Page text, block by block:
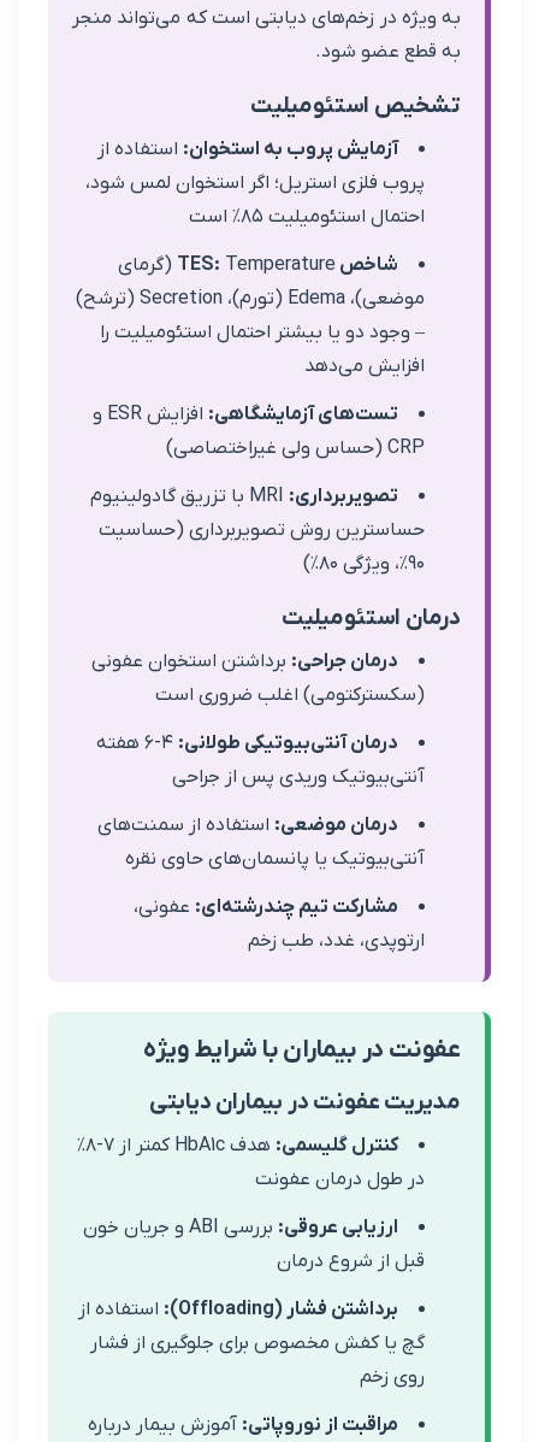
در زخم‌های دیابتی است که می‌تواند منجر
عضو شود.
استئومیلیت
آزمایش پروب به استخوان:استفاده از
فلزی استریل؛ اگر استخوان لمس شود،
استئومیلیت ۸۵٪ است
Temperature (گرمای
موضعی)، Edema (تورم)، Secretion (ترشح)
وجود دو یا بیشتر احتمال استئومیلیت را
تست‌های آزمایشگاهی:
افزایش ESR و
تصویربرداری:
MRI با تزریق گادولینیوم
روش تصویربرداری (حساسیت
استئومیلیت
درمان جراحی:
برداشتن استخوان عفونی
اغلب ضروری است
درمان آنتی‌بیوتیکی طولانی:
۴-۶ هفته
وریدی پس از جراحی
درمان موضعی:استفاده از سمنت‌های
یا پانسمان‌های حاوی نقره
مشارکت تیم چندرشته‌ای:عفونی،
غدد، طب زخم
در بیماران با شرایط ویژه
عفونت در بیماران دیابتی
کنترل گلیسمی:
هدف HbA1c کمتر از ۷-۸٪
طول درمان عفونت
ارزیابی عروقی:
بررسی ABI و جریان خون
از شروع درمان
برداشتن فشار (Offloading):
استفاده از
یا کفش مخصوص برای جلوگیری از فشار
مراقبت از نوروپاتی:آموزش بیمار درباره